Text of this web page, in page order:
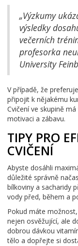
„Výzkumy
výsledky
večerních
profesorka
University
V případě, že
připojit k nějakému
Cvičení ve skupině
motivaci a zábavu.
TIPY PRO
CVIČENÍ
Abyste dosáhli
důležité správně
bílkoviny a sacharidy
vody před, během a
Pokud máte
nejen osvěžující, ale
dobrou dávkou
tělo a dopřejte si